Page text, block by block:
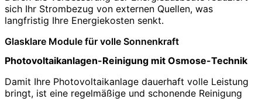
sich Ihr Strombezug von externen Quellen, was
langfristig Ihre Energiekosten senkt.
Glasklare Module für volle Sonnenkraft
Photovoltaikanlagen-Reinigung mit Osmose-Technik
Damit Ihre Photovoltaikanlage dauerhaft volle Leistung
bringt, ist eine regelmäßige und schonende Reinigung